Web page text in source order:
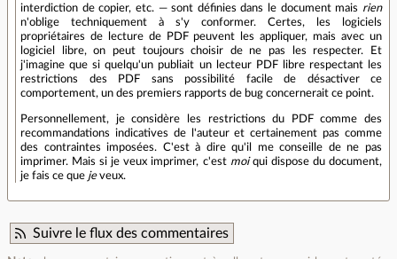
interdiction de copier, etc. — sont définies dans le document mais rien
n'oblige techniquement à s'y conformer. Certes, les logiciels
propriétaires de lecture de PDF peuvent les appliquer, mais avec un
logiciel libre, on peut toujours choisir de ne pas les respecter. Et
j'imagine que si quelqu'un publiait un lecteur PDF libre respectant les
restrictions des PDF sans possibilité facile de désactiver ce
comportement, un des premiers rapports de bug concernerait ce point.
Personnellement, je considère les restrictions du PDF comme des
recommandations indicatives de l'auteur et certainement pas comme
des contraintes imposées. C'est à dire qu'il me conseille de ne pas
imprimer. Mais si je veux imprimer, c'est moiqui dispose du document,
je fais ce que jeveux.
Suivre le flux des commentaires